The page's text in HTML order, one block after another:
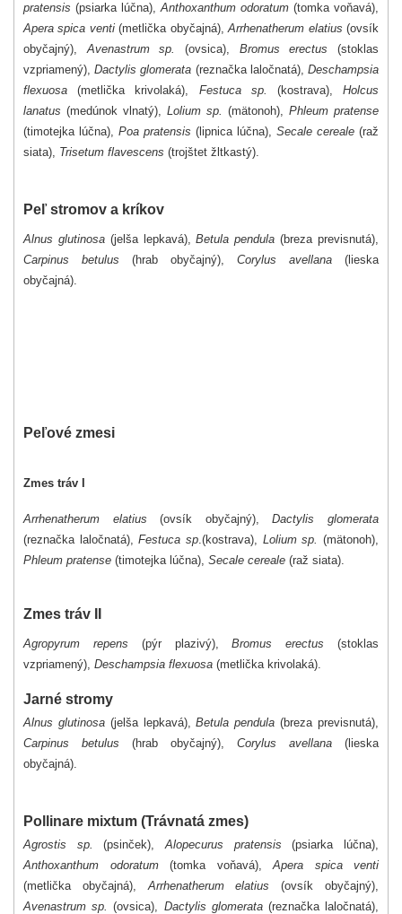
pratensis (psiarka lúčna), Anthoxanthum odoratum (tomka voňavá),
Apera spica venti (metlička obyčajná), Arrhenatherum elatius (ovsík
obyčajný),
Avenastrum sp. (ovsica), Bromus erectus
(stoklas
vzpriamený), Dactylis glomerata (reznačka laločnatá), Deschampsia
flexuosa
(metlička krivolaká), Festuca sp. (kostrava),
Holcus
lanatus (medúnok vlnatý), Lolium sp. (mätonoh), Phleum pratense
(timotejka lúčna), Poa pratensis (lipnica lúčna), Secale cereale (raž
siata), Trisetum flavescens (trojštet žltkastý).
Peľ stromov a kríkov
Alnus glutinosa (jelša lepkavá), Betula pendula (breza previsnutá),
Carpinus betulus
(hrab obyčajný), Corylus avellana
(lieska
obyčajná).
Peľové zmesi
Zmes tráv I
Arrhenatherum elatius (ovsík obyčajný),
Dactylis glomerata
(reznačka laločnatá), Festuca sp.(kostrava), Lolium sp. (mätonoh),
Phleum pratense (timotejka lúčna), Secale cereale (raž siata).
Zmes tráv II
Agropyrum repens (pýr plazivý), Bromus erectus
(stoklas
vzpriamený), Deschampsia flexuosa (metlička krivolaká).
Jarné stromy
Alnus glutinosa (jelša lepkavá), Betula pendula (breza previsnutá),
Carpinus betulus
(hrab obyčajný), Corylus avellana
(lieska
obyčajná).
Pollinare mixtum (Trávnatá zmes)
Agrostis sp. (psinček), Alopecurus pratensis
(psiarka lúčna),
Anthoxanthum odoratum
(tomka voňavá),
Apera spica venti
(metlička obyčajná),
Arrhenatherum elatius
(ovsík obyčajný),
Avenastrum sp. (ovsica), Dactylis glomerata (reznačka laločnatá),